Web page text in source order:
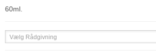
60ml.
Vælg Rådgivning